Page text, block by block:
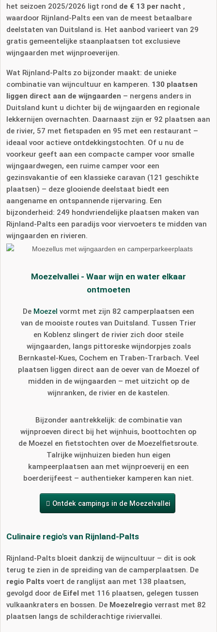
het seizoen 2025/2026 ligt rond de € 13 per nacht ,
waardoor Rijnland-Palts een van de meest betaalbare
deelstaten van Duitsland is. Het aanbod varieert van 29
gratis gemeentelijke staanplaatsen tot exclusieve
wijngaarden met wijnproeverijen.
Wat Rijnland-Palts zo bijzonder maakt: de unieke
combinatie van wijncultuur en kamperen. 130 plaatsen
liggen direct aan de wijngaarden – nergens anders in
Duitsland kunt u dichter bij de wijngaarden en regionale
lekkernijen overnachten. Daarnaast zijn er 92 plaatsen aan
de rivier, 57 met fietspaden en 95 met een restaurant –
ideaal voor actieve ontdekkingstochten. Of u nu de
voorkeur geeft aan een compacte camper voor smalle
wijngaardwegen, een ruime camper voor een
gezinsvakantie of een klassieke caravan (121 geschikte
plaatsen) – deze glooiende deelstaat biedt een
aangename en ontspannende rijervaring. Een
bijzonderheid: 249 hondvriendelijke plaatsen maken van
Rijnland-Palts een paradijs voor viervoeters te midden van
wijngaarden en rivieren.
Moezelvallei - Waar wijn en water elkaar
ontmoeten
De Moezel vormt met zijn 82 camperplaatsen een
van de mooiste routes van Duitsland. Tussen Trier
en Koblenz slingert de rivier zich door steile
wijngaarden, langs pittoreske wijndorpjes zoals
Bernkastel-Kues, Cochem en Traben-Trarbach. Veel
plaatsen liggen direct aan de oever van de Moezel of
midden in de wijngaarden – met uitzicht op de
wijnranken, de rivier en de kastelen.
Bijzonder aantrekkelijk: de combinatie van
wijnproeven direct bij het wijnhuis, boottochten op
de Moezel en fietstochten over de Moezelfietsroute.
Talrijke wijnhuizen bieden hun eigen
kampeerplaatsen aan met wijnproeverij en een
boerderijfeest – authentieker kamperen kan niet.
Ontdek campings in de Moezelvallei
Culinaire regio's van Rijnland-Palts
Rijnland-Palts bloeit dankzij de wijncultuur – dit is ook
terug te zien in de spreiding van de camperplaatsen. De
regio Palts voert de ranglijst aan met 138 plaatsen,
gevolgd door de Eifel met 116 plaatsen, gelegen tussen
vulkaankraters en bossen. De Moezelregio verrast met 82
plaatsen langs de schilderachtige riviervallei.